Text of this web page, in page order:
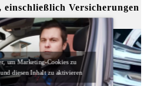
einschließlich Versicherungen
anerkannt wird.
um Marketing-Cookies zu
diesen Inhalt zu aktivieren